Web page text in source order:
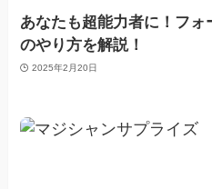
あなたも超能力者に！フ
のやり方を解説！
2025年2月20日